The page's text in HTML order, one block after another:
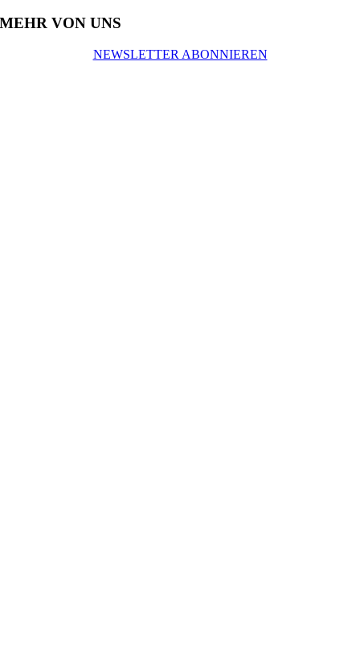
MEHR VON UNS
NEWSLETTER ABONNIEREN